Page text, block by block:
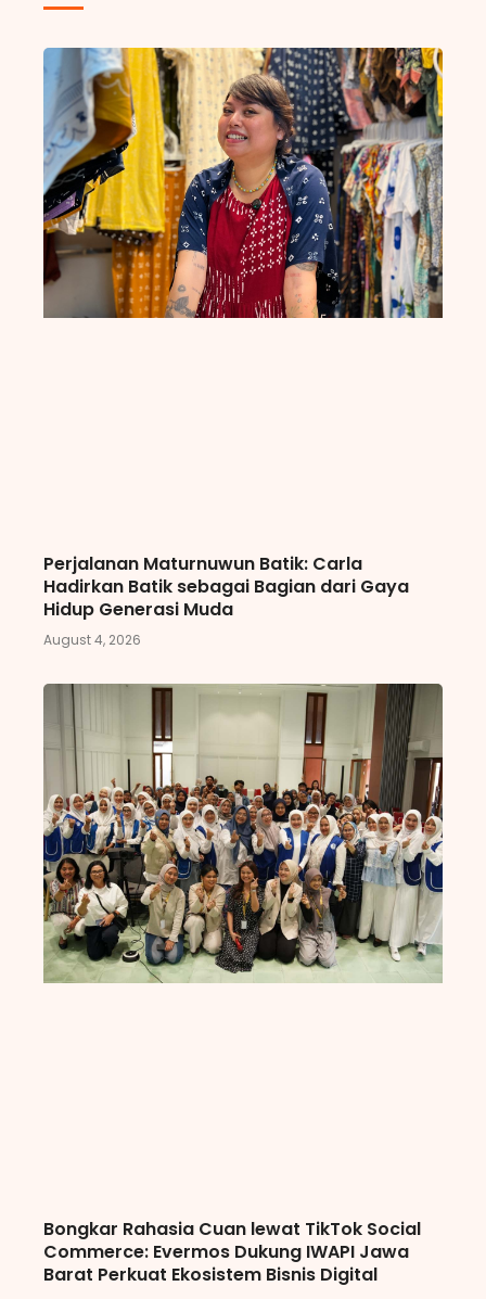
Perjalanan Maturnuwun Batik: Carla
Hadirkan Batik sebagai Bagian dari Gaya
Hidup Generasi Muda
August 4, 2026
Bongkar Rahasia Cuan lewat TikTok Social
Commerce: Evermos Dukung IWAPI Jawa
Barat Perkuat Ekosistem Bisnis Digital